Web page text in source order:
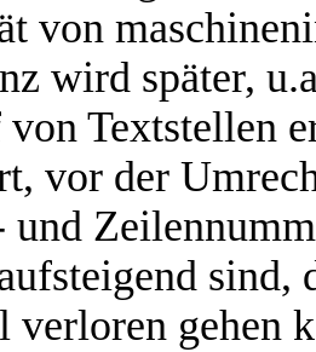
von
wird später,
Textstellen
vor der
und
sind,
verloren gehen